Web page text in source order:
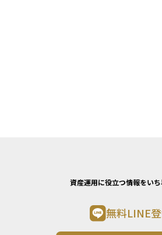
資産運用に役立つ情報をい
無料LINE